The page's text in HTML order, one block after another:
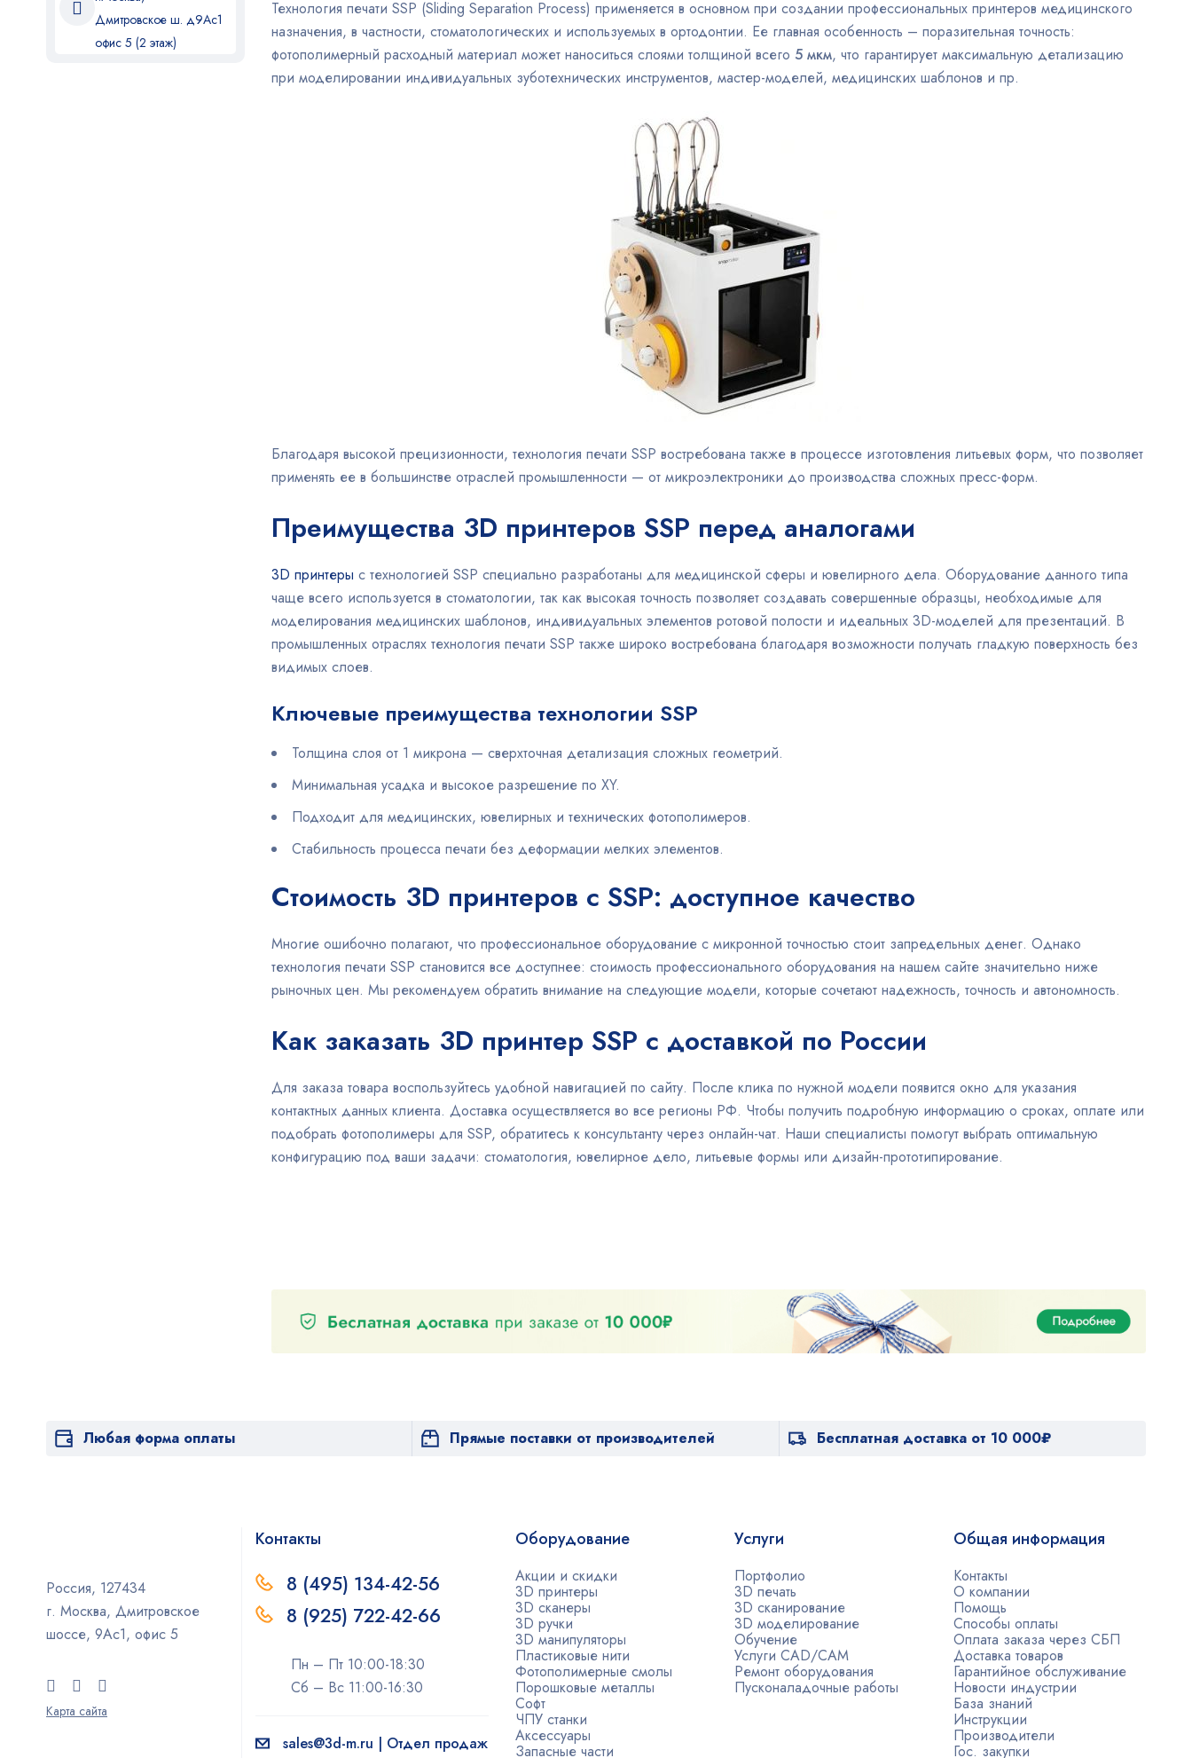
Дмитровское ш. д9Ас1
офис 5 (2 этаж)
Технология печати SSP (Sliding Separation Process) применяется в основном при создании профессиональных принтеров медицинского
назначения, в частности, стоматологических и используемых в ортодонтии. Ее главная особенность – поразительная точность:
фотополимерный расходный материал может наноситься слоями толщиной всего 5 мкм, что гарантирует максимальную детализацию
при моделировании индивидуальных зуботехнических инструментов, мастер-моделей, медицинских шаблонов и пр.
Благодаря высокой прецизионности, технология печати SSP востребована также в процессе изготовления литьевых форм, что позволяет
применять ее в большинстве отраслей промышленности — от микроэлектроники до производства сложных пресс-форм.
Преимущества 3D принтеров SSP перед аналогами
3D принтеры с технологией SSP специально разработаны для медицинской сферы и ювелирного дела. Оборудование данного типа
чаще всего используется в стоматологии, так как высокая точность позволяет создавать совершенные образцы, необходимые для
моделирования медицинских шаблонов, индивидуальных элементов ротовой полости и идеальных 3D-моделей для презентаций. В
промышленных отраслях технология печати SSP также широко востребована благодаря возможности получать гладкую поверхность без
видимых слоев.
Ключевые преимущества технологии SSP
Толщина слоя от 1 микрона — сверхточная детализация сложных геометрий.
Минимальная усадка и высокое разрешение по XY.
Подходит для медицинских, ювелирных и технических фотополимеров.
Стабильность процесса печати без деформации мелких элементов.
Стоимость 3D принтеров с SSP: доступное качество
Многие ошибочно полагают, что профессиональное оборудование с микронной точностью стоит запредельных денег. Однако
технология печати SSP становится все доступнее: стоимость профессионального оборудования на нашем сайте значительно ниже
рыночных цен. Мы рекомендуем обратить внимание на следующие модели, которые сочетают надежность, точность и автономность.
Как заказать 3D принтер SSP с доставкой по России
Для заказа товара воспользуйтесь удобной навигацией по сайту. После клика по нужной модели появится окно для указания
контактных данных клиента. Доставка осуществляется во все регионы РФ. Чтобы получить подробную информацию о сроках, оплате или
подобрать фотополимеры для SSP, обратитесь к консультанту через онлайн-чат. Наши специалисты помогут выбрать оптимальную
конфигурацию под ваши задачи: стоматология, ювелирное дело, литьевые формы или дизайн-прототипирование.
Любая форма оплаты Прямые поставки от производителей Бесплатная доставка от 10 000₽
Россия, 127434
г. Москва, Дмитровское
шоссе, 9Ас1, офис 5
Карта сайта
Контакты
8 (495) 134-42-56
8 (925) 722-42-66
Пн – Пт 10:00-18:30
Сб – Вс 11:00-16:30
sales@3d-m.ru | Отдел продаж
Оборудование
Акции и скидки
3D принтеры
3D сканеры
3D ручки
3D манипуляторы
Пластиковые нити
Фотополимерные смолы
Порошковые металлы
Софт
ЧПУ станки
Аксессуары
Запасные части
Услуги
Портфолио
3D печать
3D сканирование
3D моделирование
Обучение
Услуги CAD/CAM
Ремонт оборудования
Пусконаладочные работы
Общая информация
Контакты
О компании
Помощь
Способы оплаты
Оплата заказа через СБП
Доставка товаров
Гарантийное обслуживание
Новости индустрии
База знаний
Инструкции
Производители
Гос. закупки